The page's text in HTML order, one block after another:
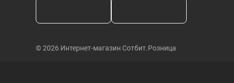
© 2026 Интернет-магазин Сотбит.Розница